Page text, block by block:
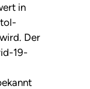
in
Der
19-